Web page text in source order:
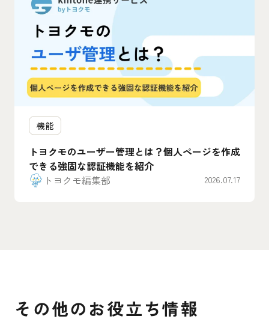
機能
トヨクモのユーザー管理とは？個人ページを作成
できる強固な認証機能を紹介
トヨクモ編集部
2026.07.17
その他のお役立ち情報